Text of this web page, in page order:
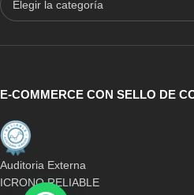
E-COMMERCE CON SELLO DE
Auditoria Externa
ICRONO RELIABLE